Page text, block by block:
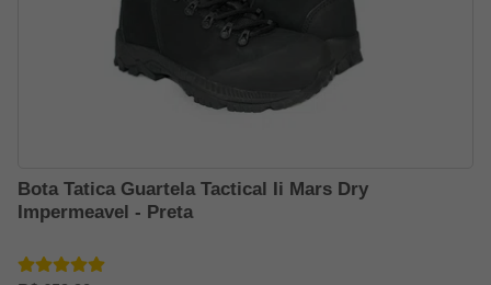
Bota Tatica Guartela Tactical Ii Mars Dry
Impermeavel - Preta